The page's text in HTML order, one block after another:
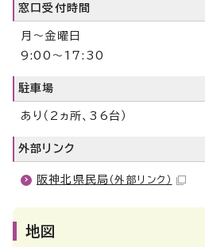
窓口受付時間
月～金曜日
9:00～17:30
駐車場
あり（2ヵ所、36台）
外部リンク
阪神北県民局 （外部リンク）
地図